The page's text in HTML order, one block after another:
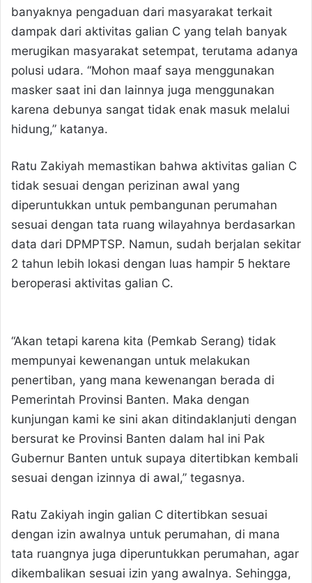
banyaknya pengaduan dari masyarakat terkait
dampak dari aktivitas galian C yang telah banyak
merugikan masyarakat setempat, terutama adanya
polusi udara. “Mohon maaf saya menggunakan
masker saat ini dan lainnya juga menggunakan
karena debunya sangat tidak enak masuk melalui
hidung,” katanya.
Ratu Zakiyah memastikan bahwa aktivitas galian C
tidak sesuai dengan perizinan awal yang
diperuntukkan untuk pembangunan perumahan
sesuai dengan tata ruang wilayahnya berdasarkan
data dari DPMPTSP. Namun, sudah berjalan sekitar
2 tahun lebih lokasi dengan luas hampir 5 hektare
beroperasi aktivitas galian C.
“Akan tetapi karena kita (Pemkab Serang) tidak
mempunyai kewenangan untuk melakukan
penertiban, yang mana kewenangan berada di
Pemerintah Provinsi Banten. Maka dengan
kunjungan kami ke sini akan ditindaklanjuti dengan
bersurat ke Provinsi Banten dalam hal ini Pak
Gubernur Banten untuk supaya ditertibkan kembali
sesuai dengan izinnya di awal,” tegasnya.
Ratu Zakiyah ingin galian C ditertibkan sesuai
dengan izin awalnya untuk perumahan, di mana
tata ruangnya juga diperuntukkan perumahan, agar
dikembalikan sesuai izin yang awalnya. Sehingga,